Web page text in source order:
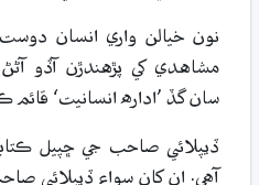
نون خيالن واري انسان دوست
مشاهدي کي پڙهندڙن آڏو آڻڻ
سان گڏ ’اداره انسانيت‘ قائم
آهي. ان کان سواءِ ڏيپلائي